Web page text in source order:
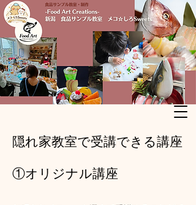
隠れ家教室で受講できる講座
①オリジナル講座